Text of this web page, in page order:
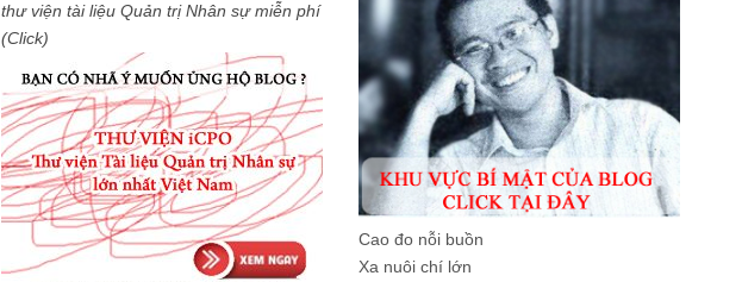
thư viện tài liệu Quản trị Nhân sự miễn phí
(Click)
Cao đo nỗi buồn
Xa nuôi chí lớn